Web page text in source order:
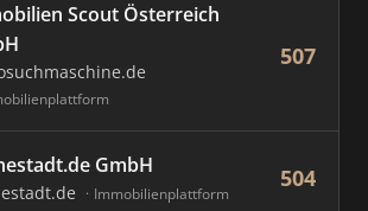
Scout Österreich
507
GmbH
Immobilienplattform
504